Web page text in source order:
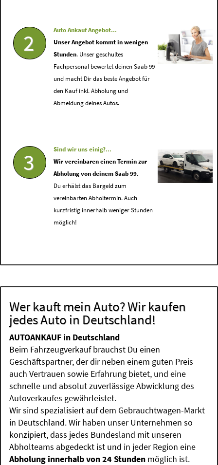
2
Auto Ankauf Angebot...
Unser Angebot kommt in wenigen
Stunden. Unser geschultes
Fachpersonal bewertet deinen Saab 99
und macht Dir das beste Angebot für
den Kauf inkl. Abholung und
Abmeldung deines Autos.
3
Sind wir uns einig?...
Wir vereinbaren einen Termin zur
Abholung von deinem Saab 99.
Du erhälst das Bargeld zum
vereinbarten Abholtermin. Auch
kurzfristig innerhalb weniger Stunden
möglich!
Wer kauft mein Auto? Wir kaufen
jedes Auto in Deutschland!
AUTOANKAUF in Deutschland
Beim Fahrzeugverkauf brauchst Du einen
Geschäftspartner, der dir neben einem guten Preis
auch Vertrauen sowie Erfahrung bietet, und eine
schnelle und absolut zuverlässige Abwicklung des
Autoverkaufes gewährleistet.
Wir sind spezialisiert auf dem Gebrauchtwagen-Markt
in Deutschland. Wir haben unser Unternehmen so
konzipiert, dass jedes Bundesland mit unseren
Abholteams abgedeckt ist und in jeder Region eine
Abholung innerhalb von 24 Stunden möglich ist.